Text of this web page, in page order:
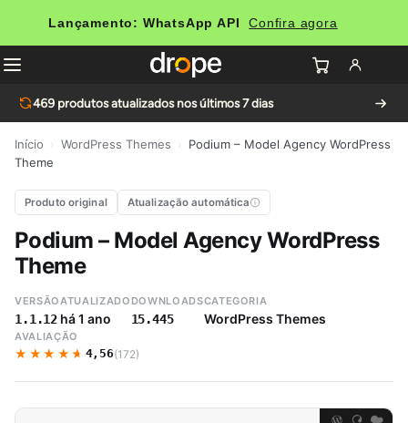
Lançamento: WhatsApp API Confira agora
469 produtos atualizados nos últimos 7 dias
Início WordPress Themes
Podium – Model Agency WordPress
Theme
Produto original Atualização automática
Podium – Model Agency WordPress
Theme
VERSÃO
1.1.12
ATUALIZADO
há 1 ano
DOWNLOADS
15.445
CATEGORIA
WordPress Themes
AVALIAÇÃO
★★★★★
★★★★★ 4,56(172)